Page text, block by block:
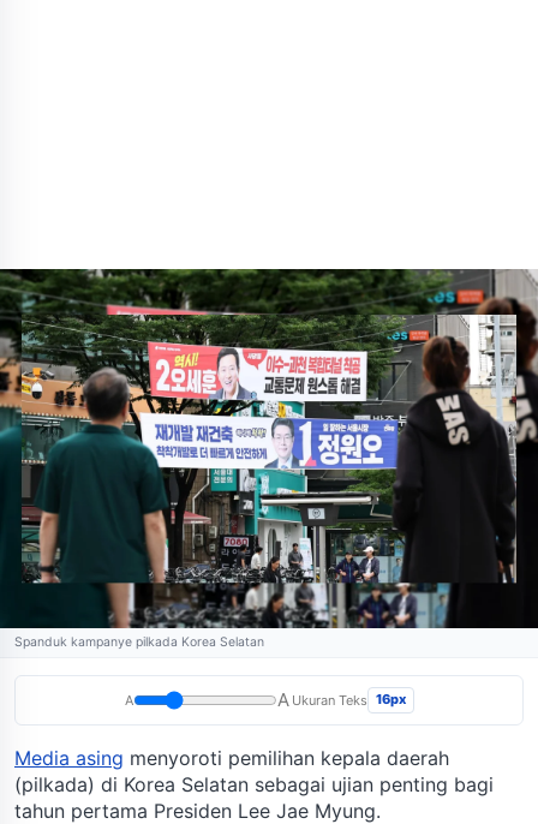
Spanduk kampanye pilkada Korea Selatan
A A Ukuran Teks 16px
Media asing menyoroti pemilihan kepala daerah
(pilkada) di Korea Selatan sebagai ujian penting bagi
tahun pertama Presiden Lee Jae Myung.